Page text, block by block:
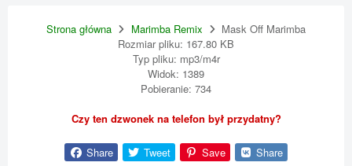
Strona główna Marimba Remix
Mask Off Marimba
Rozmiar pliku: 167.80 KB
Typ pliku: mp3/m4r
Widok: 1389
Pobieranie: 734
Czy ten dzwonek na telefon był przydatny?
Share Tweet Save Share